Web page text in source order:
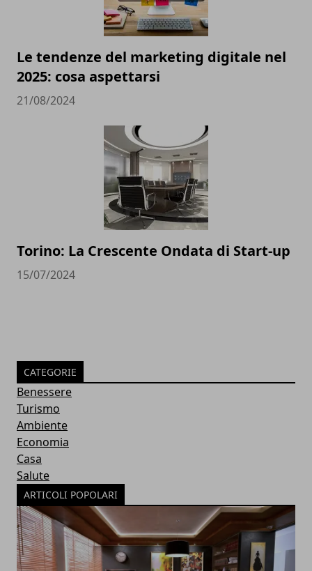
Le tendenze del marketing digitale nel
2025: cosa aspettarsi
21/08/2024
Torino: La Crescente Ondata di Start-up
15/07/2024
CATEGORIE
Benessere
Turismo
Ambiente
Economia
Casa
Salute
ARTICOLI POPOLARI